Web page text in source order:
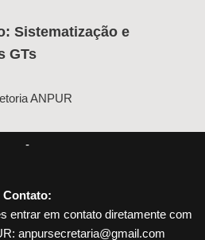
Sistematização e
GTs
ANPUR
-
Contato:
entrar em contato diretamente com
anpursecretaria@gmail.com